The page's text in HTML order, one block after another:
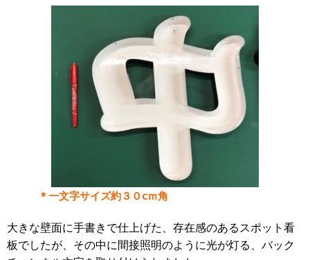
＊一文字サイズ約３０ⅽｍ角
大きな壁面に手書きで仕上げた、存在感のあるスポット看
板でしたが、その中に間接照明のように光が灯る、バック